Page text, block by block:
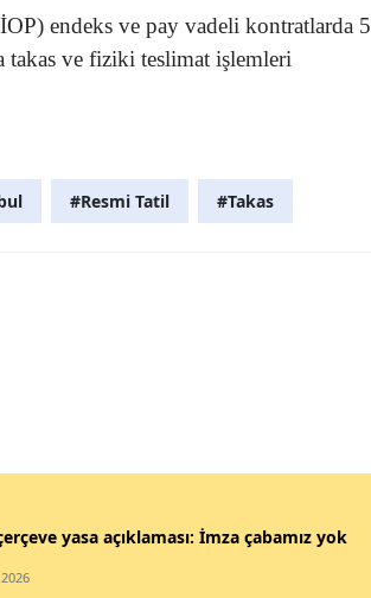
endeks ve pay vadeli kontratlarda 5
ve fiziki teslimat işlemleri
#Resmi Tatil #Takas
yasa açıklaması: İmza çabamız yok